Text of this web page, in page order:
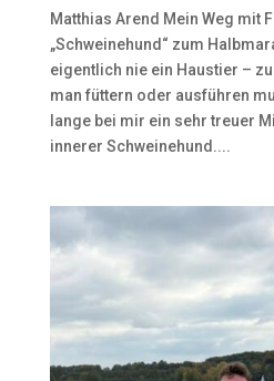
Matthias Arend Mein Weg mit
„Schweinehund“ zum
eigentlich nie ein Haustier –
man füttern oder ausführen
lange bei mir ein sehr treuer
innerer Schweinehund....